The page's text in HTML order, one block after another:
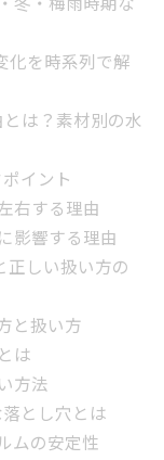
化を時系列で解
は？素材別の水
イント
右する理由
影響する理由
正しい扱い方の
と扱い方
は
方法
とし穴とは
ムの安定性